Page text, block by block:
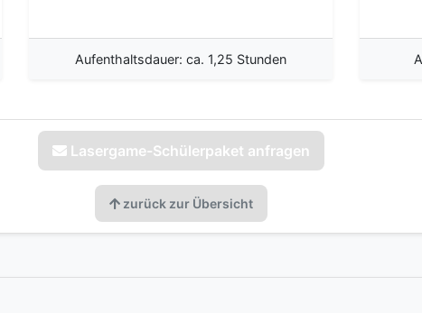
Aufenthaltsdauer: ca. 1,25 Stunden
Lasergame-Schülerpaket anfragen
zurück zur Übersicht